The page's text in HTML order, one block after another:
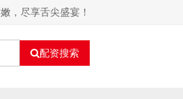
，尽享舌尖盛宴！
配资搜索